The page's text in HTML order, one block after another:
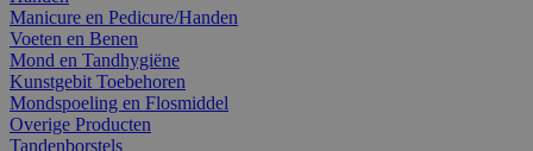
Manicure en Pedicure/Handen
Voeten en Benen
Mond en Tandhygiëne
Kunstgebit Toebehoren
Mondspoeling en Flosmiddel
Overige Producten
Tandenborstels